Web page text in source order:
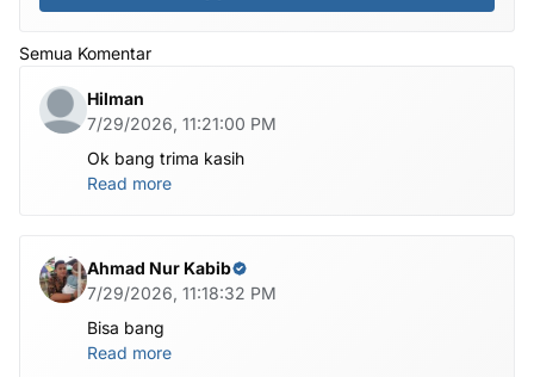
Semua Komentar
Hilman
7/29/2026, 11:21:00 PM
Ok bang trima kasih
Read more
Ahmad Nur Kabib
7/29/2026, 11:18:32 PM
Bisa bang
Read more